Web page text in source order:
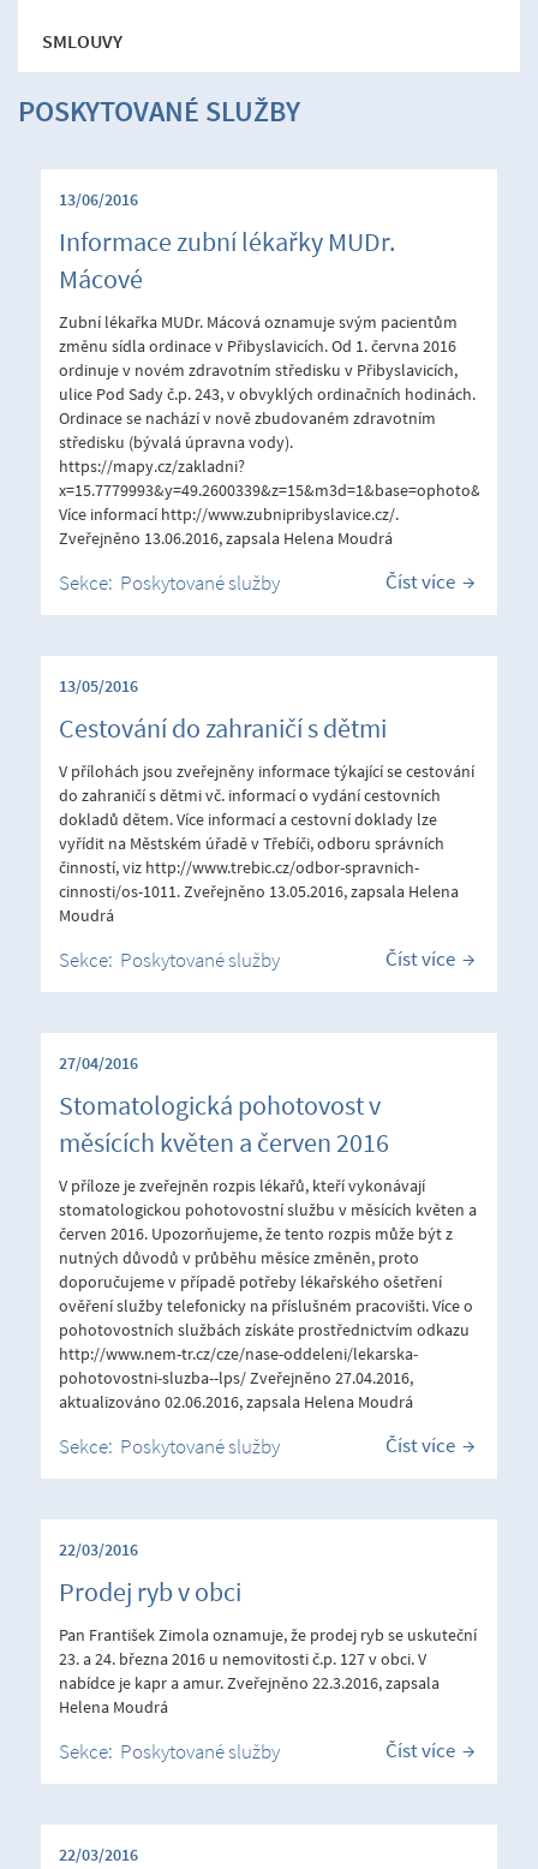
SMLOUVY
POSKYTOVANÉ SLUŽBY
13/06/2016
Informace zubní lékařky MUDr.
Mácové
Zubní lékařka MUDr. Mácová oznamuje svým pacientům
změnu sídla ordinace v Přibyslavicích. Od 1. června 2016
ordinuje v novém zdravotním středisku v Přibyslavicích,
ulice Pod Sady č.p. 243, v obvyklých ordinačních hodinách.
Ordinace se nachází v nově zbudovaném zdravotním
středisku (bývalá úpravna vody).
https://mapy.cz/zakladni?
Více informací http://www.zubnipribyslavice.cz/.
Zveřejněno 13.06.2016, zapsala Helena Moudrá
Sekce: Poskytované služby Číst více
13/05/2016
Cestování do zahraničí s dětmi
V přílohách jsou zveřejněny informace týkající se cestování
do zahraničí s dětmi vč. informací o vydání cestovních
dokladů dětem. Více informací a cestovní doklady lze
vyřídit na Městském úřadě v Třebíči, odboru správních
činností, viz http://www.trebic.cz/odbor-spravnich-
cinnosti/os-1011. Zveřejněno 13.05.2016, zapsala Helena
Moudrá
Sekce: Poskytované služby Číst více
27/04/2016
Stomatologická pohotovost v
měsících květen a červen 2016
V příloze je zveřejněn rozpis lékařů, kteří vykonávají
stomatologickou pohotovostní službu v měsících květen a
červen 2016. Upozorňujeme, že tento rozpis může být z
nutných důvodů v průběhu měsíce změněn, proto
doporučujeme v případě potřeby lékařského ošetření
ověření služby telefonicky na příslušném pracovišti. Více o
pohotovostních službách získáte prostřednictvím odkazu
http://www.nem-tr.cz/cze/nase-oddeleni/lekarska-
pohotovostni-sluzba--lps/ Zveřejněno 27.04.2016,
aktualizováno 02.06.2016, zapsala Helena Moudrá
Sekce: Poskytované služby Číst více
22/03/2016
Prodej ryb v obci
Pan František Zimola oznamuje, že prodej ryb se uskuteční
23. a 24. března 2016 u nemovitosti č.p. 127 v obci. V
nabídce je kapr a amur. Zveřejněno 22.3.2016, zapsala
Helena Moudrá
Sekce: Poskytované služby Číst více
22/03/2016